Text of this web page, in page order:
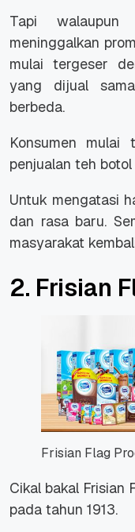
Tapi
meninggalkan
mulai tergeser
yang dijual
berbeda.
Konsumen mulai
penjualan teh botol
Untuk mengatasi
dan rasa baru.
masyarakat
2. Frisian
Frisian Flag
Cikal bakal Frisian
pada tahun 1913.